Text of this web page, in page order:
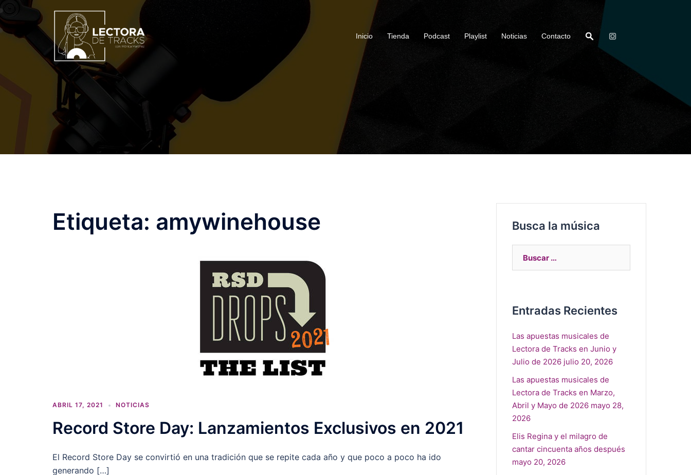
Inicio Tienda Podcast Playlist Noticias Contacto
Etiqueta: amywinehouse
ABRIL 17, 2021 NOTICIAS
Record Store Day: Lanzamientos Exclusivos en 2021
El Record Store Day se convirtió en una tradición que se repite cada año y que poco a poco ha ido
generando […]
Busca la música
Entradas Recientes
Las apuestas musicales de
Lectora de Tracks en Junio y
Julio de 2026 julio 20, 2026
Las apuestas musicales de
Lectora de Tracks en Marzo,
Abril y Mayo de 2026 mayo 28,
2026
Elis Regina y el milagro de
cantar cincuenta años después
mayo 20, 2026